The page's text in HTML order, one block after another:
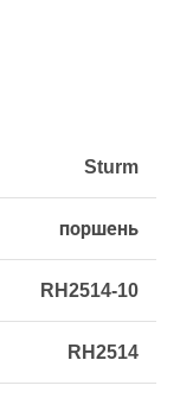
Sturm
поршень
RH2514-10
RH2514